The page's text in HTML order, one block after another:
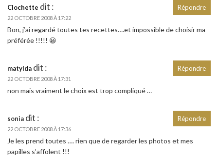
Clochette dit :
22 OCTOBRE 2008 À 17:22
Bon, j’ai regardé toutes tes recettes….et impossible de choisir ma
préférée !!!!! 😀
Répondre
matylda dit :
22 OCTOBRE 2008 À 17:31
non mais vraiment le choix est trop compliqué …
Répondre
sonia dit :
22 OCTOBRE 2008 À 17:36
Je les prend toutes …. rien que de regarder les photos et mes
papilles s’affolent !!!
Répondre